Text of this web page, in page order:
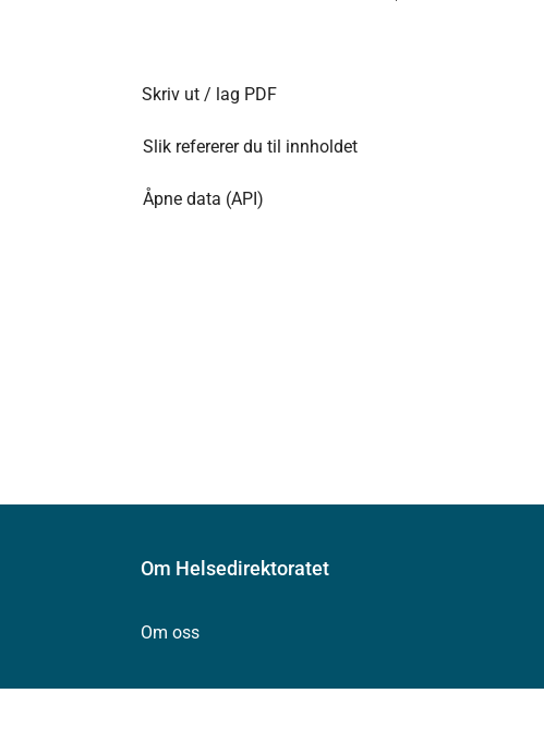
Skriv ut / lag PDF
Slik refererer du til innholdet
Åpne data (API)
Om Helsedirektoratet
Om oss